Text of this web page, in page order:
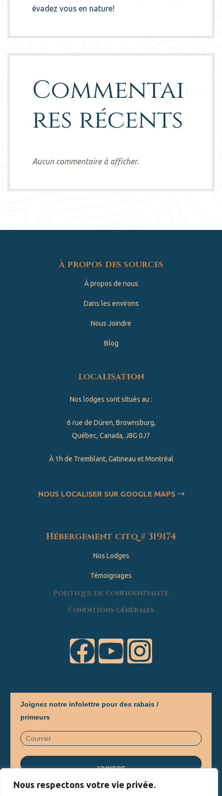
Nous respectons votre vie privée.
évadez vous en nature!
Commentai
res récents
Aucun commentaire à afficher.
à propos des sources
À propos de nous
Dans les environs
Nous Joindre
Blog
localisation
Nos lodges sont situés au :
6 rue de Düren, Brownsburg,
Québec, Canada, J8G 0J7
À 1h de Tremblant, Gatineau et Montréal
NOUS LOCALISER SUR GOOGLE MAPS
Hébergement citq # 319174
Nos Lodges
Témoignages
Politique de confidentialité
Conditions générales
Joignez notre infolettre pour des rabais /
primeurs